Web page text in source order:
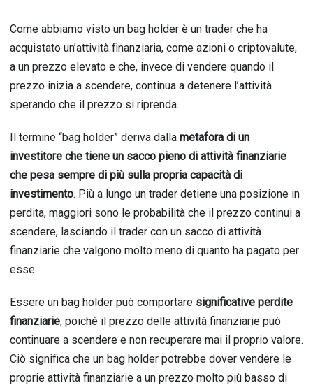
Come abbiamo visto un bag holder è un trader che ha
acquistato un’attività finanziaria, come azioni o criptovalute,
a un prezzo elevato e che, invece di vendere quando il
prezzo inizia a scendere, continua a detenere l’attività
sperando che il prezzo si riprenda.
Il termine “bag holder” deriva dalla metafora di un
investitore che tiene un sacco pieno di attività finanziarie
che pesa sempre di più sulla propria capacità di
investimento. Più a lungo un trader detiene una posizione in
perdita, maggiori sono le probabilità che il prezzo continui a
scendere, lasciando il trader con un sacco di attività
finanziarie che valgono molto meno di quanto ha pagato per
esse.
Essere un bag holder può comportare significative perdite
finanziarie, poiché il prezzo delle attività finanziarie può
continuare a scendere e non recuperare mai il proprio valore.
Ciò significa che un bag holder potrebbe dover vendere le
proprie attività finanziarie a un prezzo molto più basso di